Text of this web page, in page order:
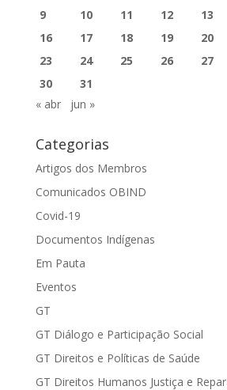
9
10 11 12 13
16
17 18 19 20
23
24 25 26 27
30
31
« abr
jun »
Categorias
Artigos dos Membros
Comunicados OBIND
Covid-19
Documentos Indígenas
Em Pauta
Eventos
GT
GT Diálogo e Participação Social
GT Direitos e Políticas de Saúde
GT Direitos Humanos Justiça e